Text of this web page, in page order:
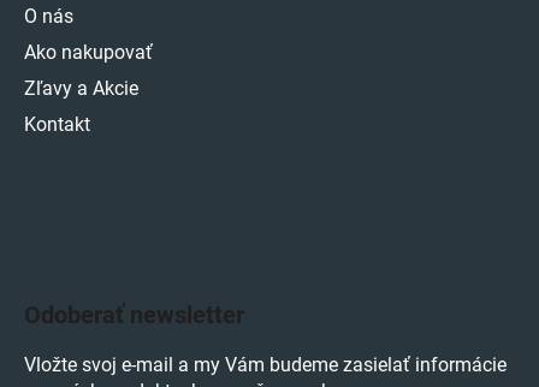
O nás
Ako nakupovať
Zľavy a Akcie
Kontakt
Odoberať newsletter
Vložte svoj e-mail a my Vám budeme zasielať informácie